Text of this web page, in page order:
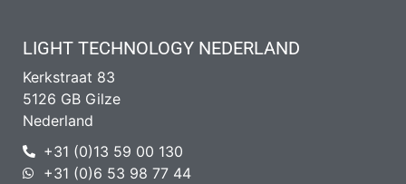
LIGHT TECHNOLOGY NEDERLAND
Kerkstraat 83
5126 GB Gilze
Nederland
+31 (0)13 59 00 130
+31 (0)6 53 98 77 44